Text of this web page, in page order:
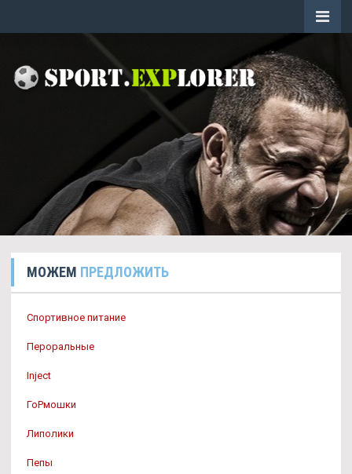
МОЖЕМ ПРЕДЛОЖИТЬ
Спортивное питание
Пероральные
Inject
ГоРмошки
Липолики
Пепы